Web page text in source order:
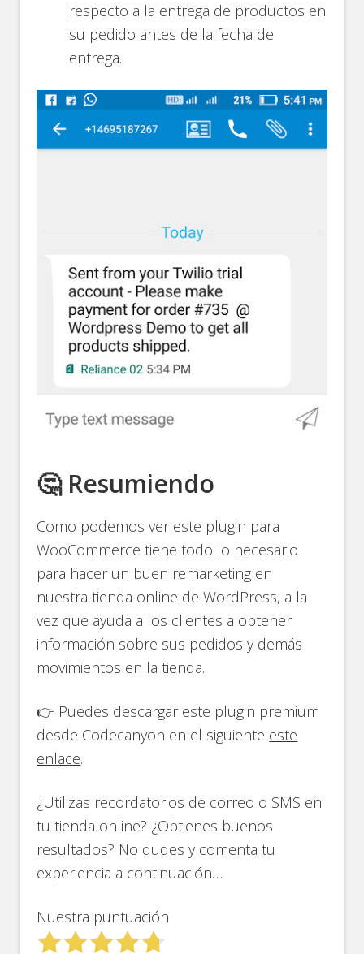
respecto a la entrega de productos en
su pedido antes de la fecha de
entrega.
🤔 Resumiendo
Como podemos ver este plugin para
WooCommerce tiene todo lo necesario
para hacer un buen remarketing en
nuestra tienda online de WordPress, a la
vez que ayuda a los clientes a obtener
información sobre sus pedidos y demás
movimientos en la tienda.
👉 Puedes descargar este plugin premium
desde Codecanyon en el siguiente este
enlace.
¿Utilizas recordatorios de correo o SMS en
tu tienda online? ¿Obtienes buenos
resultados? No dudes y comenta tu
experiencia a continuación…
Nuestra puntuación